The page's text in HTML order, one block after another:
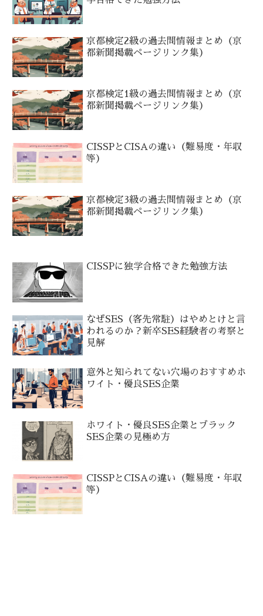
京都検定2級の過去問情報まとめ（京
都新聞掲載ページリンク集）
京都検定1級の過去問情報まとめ（京
都新聞掲載ページリンク集）
CISSPとCISAの違い（難易度・年収
等）
京都検定3級の過去問情報まとめ（京
都新聞掲載ページリンク集）
CISSPに独学合格できた勉強方法
なぜSES（客先常駐）はやめとけと言
われるのか？新卒SES経験者の考察と
見解
意外と知られてない穴場のおすすめホ
ワイト・優良SES企業
ホワイト・優良SES企業とブラック
SES企業の見極め方
CISSPとCISAの違い（難易度・年収
等）